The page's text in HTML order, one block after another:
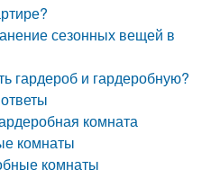
сезонных вещей в
гардероб и гардеробную?
комната
комнаты
комнаты